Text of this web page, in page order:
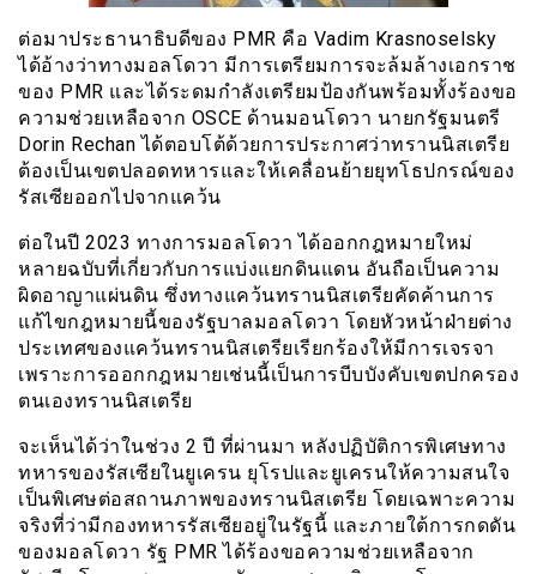
ต่อมาประธานาธิบดีของ PMR คือ Vadim Krasnoselsky
ได้อ้างว่าทางมอลโดวา มีการเตรียมการจะล้มล้างเอกราช
ของ PMR และได้ระดมกำลังเตรียมป้องกันพร้อมทั้งร้องขอ
ความช่วยเหลือจาก OSCE ด้านมอนโดวา นายกรัฐมนตรี
Dorin Rechanได้ตอบโต้ด้วยการประกาศว่าทรานนิสเตรีย
ต้องเป็นเขตปลอดทหารและให้เคลื่อนย้ายยุทโธปกรณ์ของ
รัสเซียออกไปจากแคว้น
ต่อในปี 2023 ทางการมอลโดวา ได้ออกกฎหมายใหม่
หลายฉบับที่เกี่ยวกับการแบ่งแยกดินแดน อันถือเป็นความ
ผิดอาญาแผ่นดิน ซึ่งทางแคว้นทรานนิสเตรียคัดค้านการ
แก้ไขกฎหมายนี้ของรัฐบาลมอลโดวา โดยหัวหน้าฝ่ายต่าง
ประเทศของแคว้นทรานนิสเตรียเรียกร้องให้มีการเจรจา
เพราะการออกกฎหมายเช่นนี้เป็นการบีบบังคับเขตปกครอง
ตนเองทรานนิสเตรีย
จะเห็นได้ว่าในช่วง 2 ปี ที่ผ่านมา หลังปฏิบัติการพิเศษทาง
ทหารของรัสเซียในยูเครน ยุโรปและยูเครนให้ความสนใจ
เป็นพิเศษต่อสถานภาพของทรานนิสเตรีย โดยเฉพาะความ
จริงที่ว่ามีกองทหารรัสเซียอยู่ในรัฐนี้ และภายใต้การกดดัน
ของมอลโดวา รัฐ PMRได้ร้องขอความช่วยเหลือจาก